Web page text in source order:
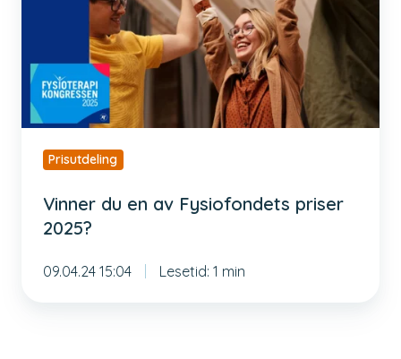
Fysiofondets
2025?
Prisutdeling
Vinner du en av Fysiofondets priser
2025?
09.04.24 15:04 Lesetid: 1 min